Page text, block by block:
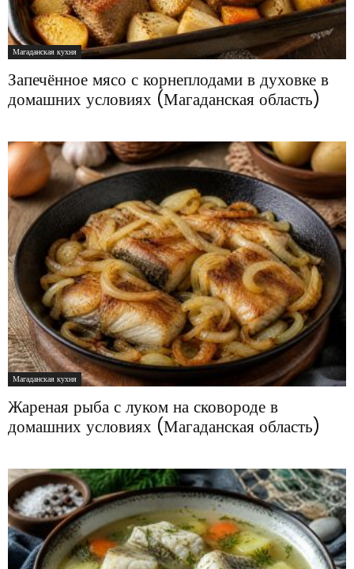
Магаданская кухня
Запечённое мясо с корнеплодами в духовке в
домашних условиях (Магаданская область)
Магаданская кухня
Жареная рыба с луком на сковороде в
домашних условиях (Магаданская область)